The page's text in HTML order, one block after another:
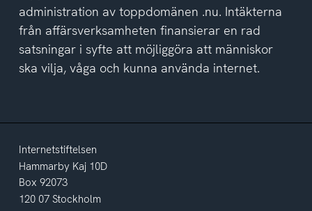
administration av toppdomänen .nu. Intäkterna
från affärsverksamheten finansierar en rad
satsningar i syfte att möjliggöra att människor
ska vilja, våga och kunna använda internet.
Internetstiftelsen
Hammarby Kaj 10D
Box 92073
120 07 Stockholm